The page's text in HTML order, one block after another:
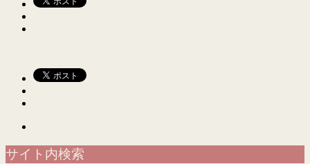
サイト内検索